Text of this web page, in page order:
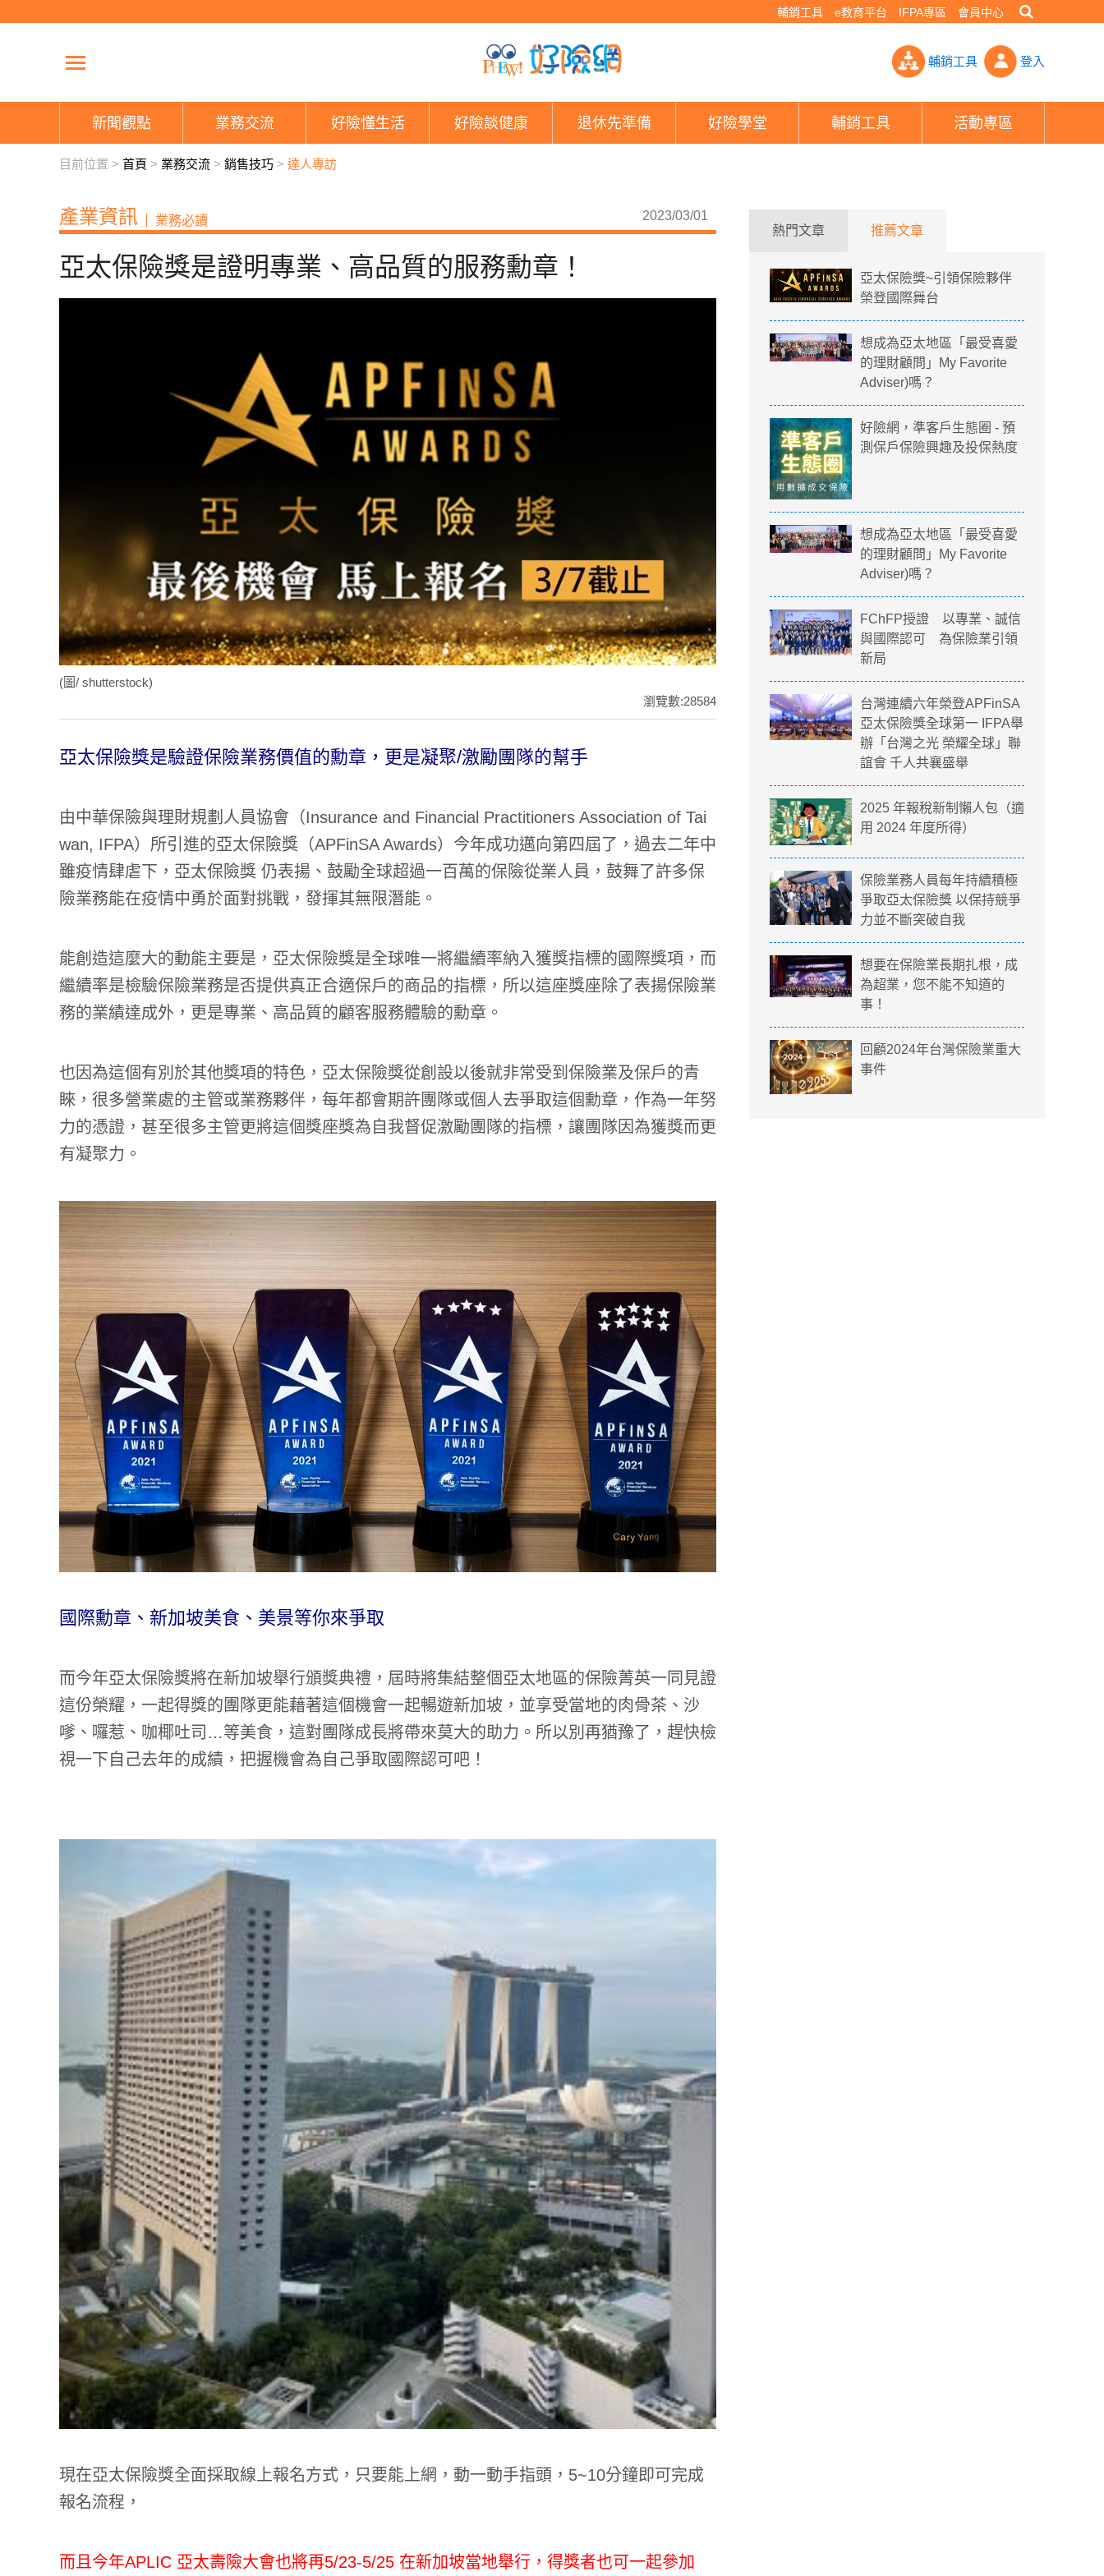
輔銷工具 e教育平台 IFPA專區 會員中心
亞太保險獎是證明專業、高品質的服務勳章！- PHEW!好險網
輔銷工具 登入
新聞觀點 業務交流 好險懂生活 好險談健康 退休先準備 好險學堂 輔銷工具 活動專區
目前位置 > 首頁 > 業務交流 > 銷售技巧 > 達人專訪
產業資訊 業務必讀 2023/03/01
亞太保險獎是證明專業、高品質的服務勳章！
(圖/ shutterstock)
瀏覽數:28584
亞太保險獎是驗證保險業務價值的勳章，更是凝聚/激勵團隊的幫手
由中華保險與理財規劃人員協會（Insurance and Financial Practitioners Association of Tai
wan, IFPA）所引進的亞太保險獎（APFinSA Awards）今年成功邁向第四屆了，過去二年中
雖疫情肆虐下，亞太保險獎 仍表揚、鼓勵全球超過一百萬的保險從業人員，鼓舞了許多保
險業務能在疫情中勇於面對挑戰，發揮其無限潛能。
能創造這麼大的動能主要是，亞太保險獎是全球唯一將繼續率納入獲獎指標的國際獎項，而
繼續率是檢驗保險業務是否提供真正合適保戶的商品的指標，所以這座獎座除了表揚保險業
務的業績達成外，更是專業、高品質的顧客服務體驗的勳章。
也因為這個有別於其他獎項的特色，亞太保險獎從創設以後就非常受到保險業及保戶的青
睞，很多營業處的主管或業務夥伴，每年都會期許團隊或個人去爭取這個勳章，作為一年努
力的憑證，甚至很多主管更將這個獎座獎為自我督促激勵團隊的指標，讓團隊因為獲獎而更
有凝聚力。
國際勳章、新加坡美食、美景等你來爭取
而今年亞太保險獎將在新加坡舉行頒獎典禮，屆時將集結整個亞太地區的保險菁英一同見證
這份榮耀，一起得獎的團隊更能藉著這個機會一起暢遊新加坡，並享受當地的肉骨茶、沙
嗲、囉惹、咖椰吐司…等美食，這對團隊成長將帶來莫大的助力。所以別再猶豫了，趕快檢
視一下自己去年的成績，把握機會為自己爭取國際認可吧！
現在亞太保險獎全面採取線上報名方式 ，只要能上網，動一動手指頭，5~10分鐘即可完成
報名流程，
而且今年APLIC 亞太壽險大會也將再5/23-5/25 在新加坡當地舉行，得獎者也可一起參加
熱門文章 推薦文章
亞太保險獎~引領保險夥伴
榮登國際舞台
想成為亞太地區「最受喜愛
的理財顧問」My Favorite
Adviser)嗎？
好險網，準客戶生態圈 - 預
測保戶保險興趣及投保熱度
想成為亞太地區「最受喜愛
的理財顧問」My Favorite
Adviser)嗎？
FChFP授證 以專業、誠信
與國際認可 為保險業引領
新局
台灣連續六年榮登APFinSA
亞太保險獎全球第一 IFPA舉
辦「台灣之光 榮耀全球」聯
誼會 千人共襄盛舉
2025 年報稅新制懶人包（適
用 2024 年度所得）
保險業務人員每年持續積極
爭取亞太保險獎 以保持競爭
力並不斷突破自我
想要在保險業長期扎根，成
為超業，您不能不知道的
事！
回顧2024年台灣保險業重大
事件